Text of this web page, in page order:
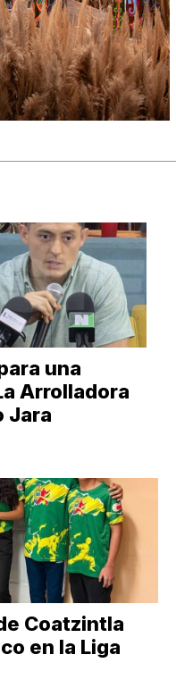
una
Arrolladora
Jara
Coatzintla
en la Liga